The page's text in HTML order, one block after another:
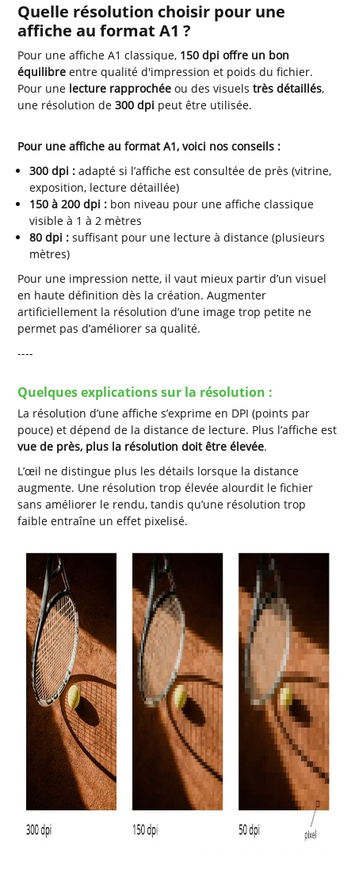
Quelle résolution choisir pour une
affiche au format A1 ?
Pour une affiche A1 classique, 150 dpi offre un bon
équilibre entre qualité d'impression et poids du fichier.
Pour une lecture rapprochée ou des visuelstrès détaillés,
une résolution de300 dpi peut être utilisée.
Pour une affiche au format A1, voici nos conseils :
300 dpi : adapté si l’affiche est consultée de près (vitrine,
exposition, lecture détaillée)
150 à 200 dpi : bon niveau pour une affiche classique
visible à 1 à 2 mètres
80 dpi : suffisant pour une lecture à distance (plusieurs
mètres)
Pour une impression nette, il vaut mieux partir d’un visuel
en haute définition dès la création. Augmenter
artificiellement la résolution d’une image trop petite ne
permet pas d’améliorer sa qualité.
----
Quelques explications sur la résolution :
La résolution d’une affiche s’exprime en DPI (points par
pouce) et dépend de la distance de lecture. Plus l’affiche est
vue de près, plus la résolution doit être élevée.
L’œil ne distingue plus les détails lorsque la distance
augmente. Une résolution trop élevée alourdit le fichier
sans améliorer le rendu, tandis qu’une résolution trop
faible entraîne un effet pixelisé.